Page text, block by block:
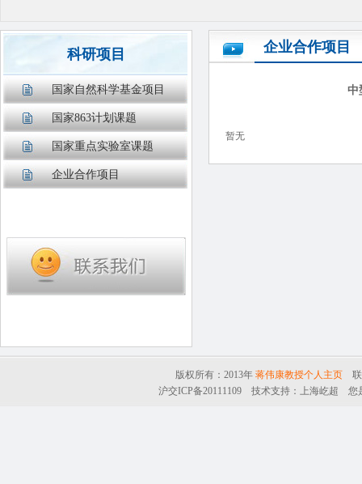
科研项目
国家自然科学基金项目
国家863计划课题
国家重点实验室课题
企业合作项目
企业合作项目
中
暂无
版权所有：2013年 蒋伟康教授个人主页 联
沪交ICP备20111109 技术支持： 上海屹超 您